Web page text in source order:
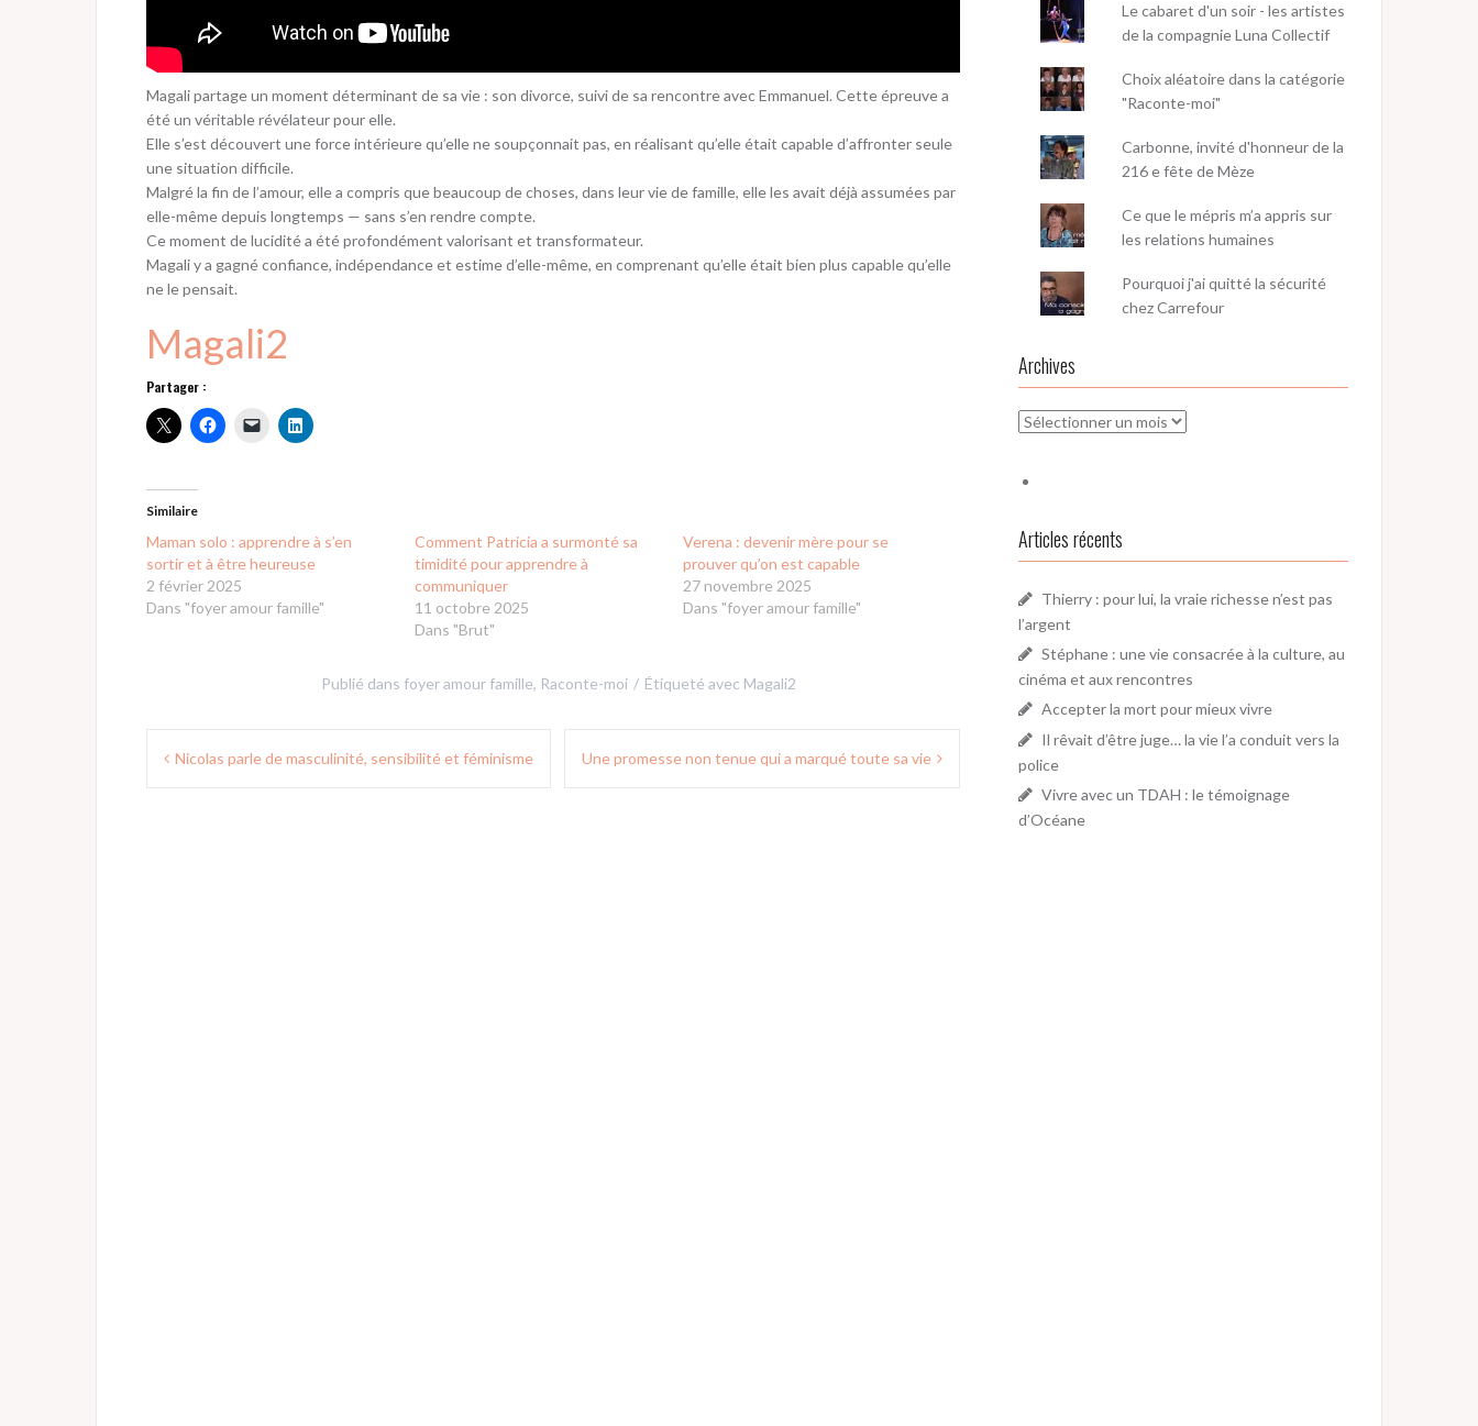
Magali partage un moment déterminant de sa vie : son divorce, suivi de sa rencontre avec Emmanuel. Cette épreuve a
été un véritable révélateur pour elle.
Elle s’est découvert une force intérieure qu’elle ne soupçonnait pas, en réalisant qu’elle était capable d’affronter seule
une situation difficile.
Malgré la fin de l’amour, elle a compris que beaucoup de choses, dans leur vie de famille, elle les avait déjà assumées par
elle-même depuis longtemps — sans s’en rendre compte.
Ce moment de lucidité a été profondément valorisant et transformateur.
Magali y a gagné confiance, indépendance et estime d’elle-même, en comprenant qu’elle était bien plus capable qu’elle
ne le pensait.
Magali2
Partager :
Similaire
Maman solo : apprendre à s’en
sortir et à être heureuse
2 février 2025
Dans "foyer amour famille"
Comment Patricia a surmonté sa
timidité pour apprendre à
communiquer
11 octobre 2025
Dans "Brut"
Verena : devenir mère pour se
prouver qu’on est capable
27 novembre 2025
Dans "foyer amour famille"
Publié dans foyer amour famille, Raconte-moi Étiqueté avec Magali2
Navigation
Nicolas parle de masculinité, sensibilité et féminisme Une promesse non tenue qui a marqué toute sa vie
Le cabaret d'un soir - les artistes
de la compagnie Luna Collectif
Choix aléatoire dans la catégorie
"Raconte-moi"
Carbonne, invité d'honneur de la
216 e fête de Mèze
Ce que le mépris m’a appris sur
les relations humaines
Pourquoi j'ai quitté la sécurité
chez Carrefour
Archives
Archives
Articles récents
Thierry : pour lui, la vraie richesse n’est pas
l’argent
Stéphane : une vie consacrée à la culture, au
cinéma et aux rencontres
Accepter la mort pour mieux vivre
Il rêvait d’être juge… la vie l’a conduit vers la
police
Vivre avec un TDAH : le témoignage
d’Océane